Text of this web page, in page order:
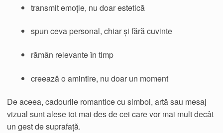
transmit emoție, nu doar estetică
spun ceva personal, chiar și fără cuvinte
rămân relevante în timp
creează o amintire, nu doar un moment
De aceea, cadourile romantice cu simbol, artă sau mesaj
vizual sunt alese tot mai des de cei care vor mai mult decât
un gest de suprafață.